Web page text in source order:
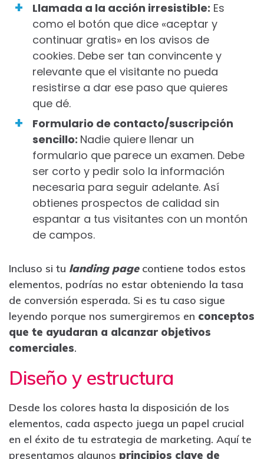
Llamada a la acción irresistible: Es
como el botón que dice «aceptar y
continuar gratis» en los avisos de
cookies. Debe ser tan convincente y
relevante que el visitante no pueda
resistirse a dar ese paso que quieres
que dé.
Formulario de contacto/suscripción
sencillo: Nadie quiere llenar un
formulario que parece un examen. Debe
ser corto y pedir solo la información
necesaria para seguir adelante. Así
obtienes prospectos de calidad sin
espantar a tus visitantes con un montón
de campos.
Incluso si tu landing pagecontiene todos estos
elementos, podrías no estar obteniendo la tasa
de conversión esperada. Si es tu caso sigue
leyendo porque nos sumergiremos en conceptos
que te ayudaran a alcanzar objetivos
comerciales.
Diseño y estructura
Desde los colores hasta la disposición de los
elementos, cada aspecto juega un papel crucial
en el éxito de tu estrategia de marketing. Aquí te
presentamos algunos principios clave de